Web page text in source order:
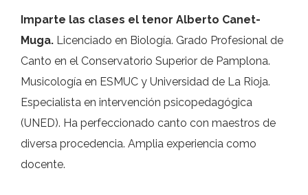
Imparte las clases el tenor Alberto Canet-
Muga. Licenciado en Biología. Grado Profesional de
Canto en el Conservatorio Superior de Pamplona.
Musicología en ESMUC y Universidad de La Rioja.
Especialista en intervención psicopedagógica
(UNED). Ha perfeccionado canto con maestros de
diversa procedencia. Amplia experiencia como
docente.